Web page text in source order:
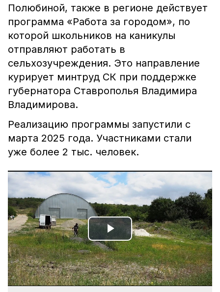
Полюбиной, также в регионе действует
программа «Работа за городом», по
которой школьников на каникулы
отправляют работать в
сельхозучреждения. Это направление
курирует минтруд СК при поддержке
губернатора Ставрополья Владимира
Владимирова.
Реализацию программы запустили с
марта 2025 года. Участниками стали
уже более 2 тыс. человек.
Play
Video